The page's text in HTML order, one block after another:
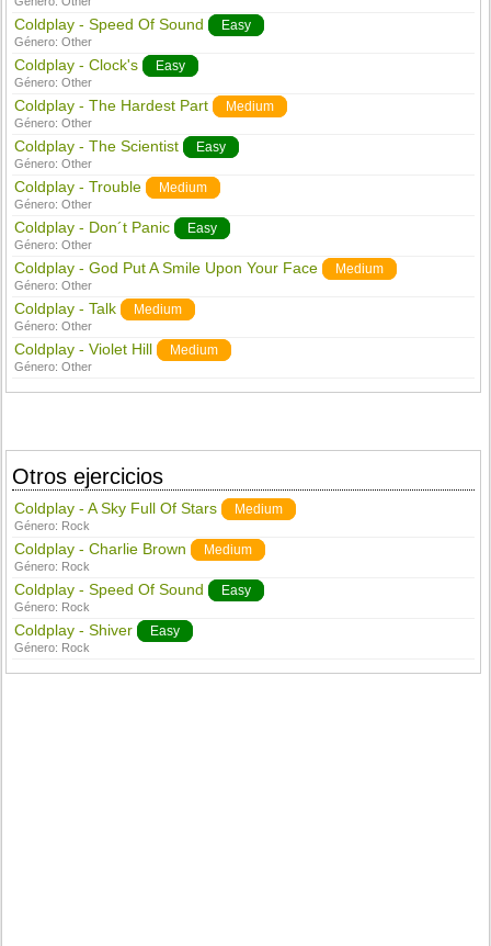
Coldplay - Speed Of Sound Easy
Género:Other
Coldplay - Clock's Easy
Género:Other
Coldplay - The Hardest Part Medium
Género:Other
Coldplay - The Scientist Easy
Género:Other
Coldplay - Trouble Medium
Género:Other
Coldplay - Don´t Panic Easy
Género:Other
Coldplay - God Put A Smile Upon Your Face Medium
Género:Other
Coldplay - Talk Medium
Género:Other
Coldplay - Violet Hill Medium
Género:Other
Otros ejercicios
Coldplay - A Sky Full Of Stars Medium
Género: Rock
Coldplay - Charlie Brown Medium
Género: Rock
Coldplay - Speed Of Sound Easy
Género: Rock
Coldplay - Shiver Easy
Género: Rock